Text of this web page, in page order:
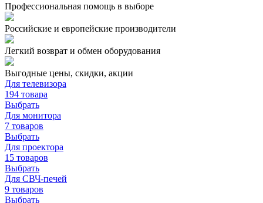
Профессиональная помощь в выборе
Российские и европейские производители
Легкий возврат и обмен оборудования
Выгодные цены, скидки, акции
Для телевизора
194 товара
Выбрать
Для монитора
7 товаров
Выбрать
Для проектора
15 товаров
Выбрать
Для СВЧ-печей
9 товаров
Выбрать